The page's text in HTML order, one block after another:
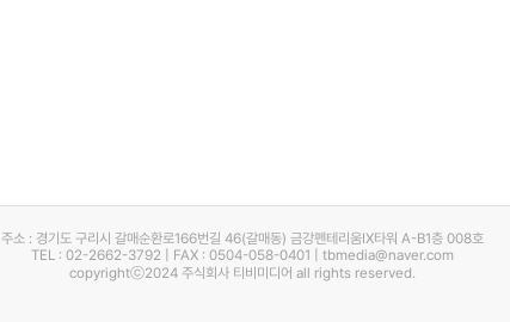
주소 : 경기도 구리시 갈매순환로166번길 46(갈매동) 금강펜테리움IX타워 A-B1층 008호
TEL : 02-2662-3792 | FAX : 0504-058-0401 | tbmedia@naver.com
copyrightⓒ2024 주식회사 티비미디어 all rights reserved.